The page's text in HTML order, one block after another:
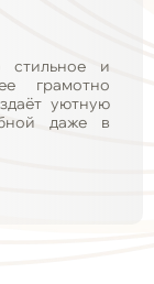
и
грамотно
уютную
даже в